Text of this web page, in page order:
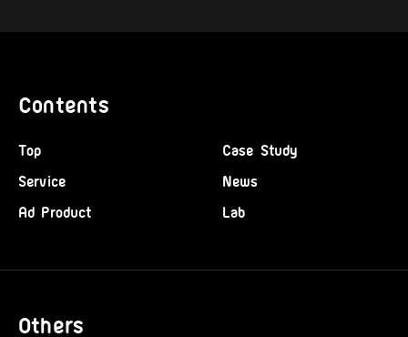
Contents
Top
Service
Ad Product
Case Study
News
Lab
Others